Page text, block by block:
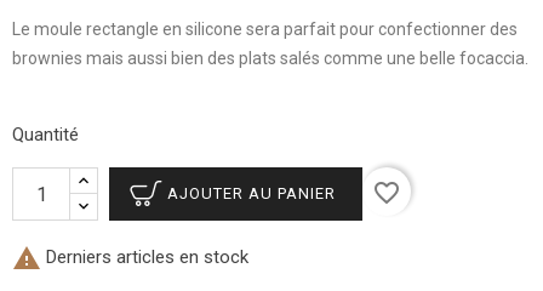
Le moule rectangle en silicone sera parfait pour confectionner des
brownies mais aussi bien des plats salés comme une belle focaccia.
Quantité
AJOUTER AU PANIER favorite_border
 Derniers articles en stock